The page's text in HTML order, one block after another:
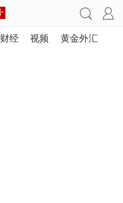
财经 视频 黄金外汇